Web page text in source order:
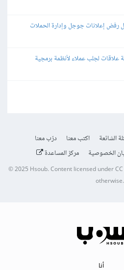
رفض إعلانات جوجل وإدارة الحملات
الشائعة اكتب معنا
درّب معنا
الخصوصية مركز المساعدة
© 2025 Hsoub.Content licensed under
otherwise.